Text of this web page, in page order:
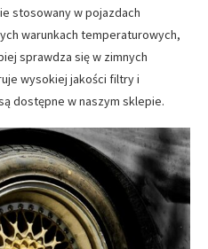
stosowany w pojazdach
warunkach temperaturowych,
sprawdza się w zimnych
wysokiej jakości filtry i
dostępne w naszym sklepie.